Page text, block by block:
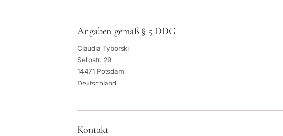
Angaben gemäß § 5 DDG
Claudia Tyborski
Sellostr. 29
14471 Potsdam
Deutschland
Kontakt